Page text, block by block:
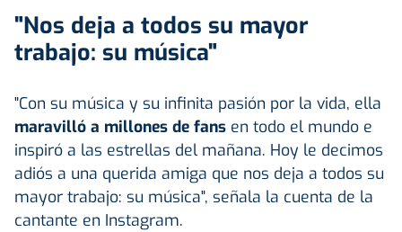
"Nos deja a todos su mayor
trabajo: su música"
"Con su música y su infinita pasión por la vida, ella
maravilló a millones de fans en todo el mundo e
inspiró a las estrellas del mañana. Hoy le decimos
adiós a una querida amiga que nos deja a todos su
mayor trabajo: su música", señala la cuenta de la
cantante en Instagram.